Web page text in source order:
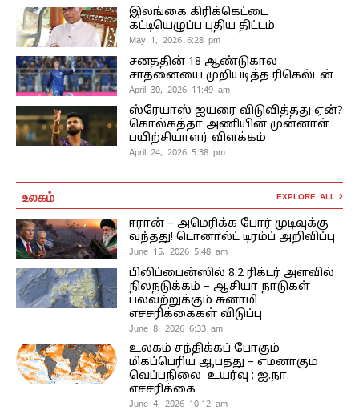
இலங்கை கிரிக்கெட்டை
கட்டியெழுப்ப புதிய திட்டம்
May 1, 2026 6:28 pm
சனத்தின் 18 ஆண்டுகால
சாதனையை முறியடித்த ரிகெல்டன்
April 30, 2026 11:49 am
ஸ்ரேயாஸ் ஐயரை விடுவித்தது ஏன்?
கொல்கத்தா அணியின் முன்னாள்
பயிற்சியாளர் விளக்கம்
April 24, 2026 5:38 pm
உலகம் EXPLORE ALL
ஈரான் – அமெரிக்க போர் முடிவுக்கு
வந்தது! டொனால்ட் டிரம்ப் அறிவிப்பு
June 15, 2026 5:48 am
பிலிப்பைன்ஸில் 8.2 ரிக்டர் அளவில்
நிலநடுக்கம் – ஆசியா நாடுகள்
பலவற்றுக்கும் சுனாமி
எச்சரிக்கைகள் விடுப்பு
June 8, 2026 6:33 am
உலகம் சந்திக்கப் போகும்
மிகப்பெரிய ஆபத்து – எமனாகும்
வெப்பநிலை உயர்வு ; ஐ.நா.
எச்சரிக்கை
June 4, 2026 10:12 am